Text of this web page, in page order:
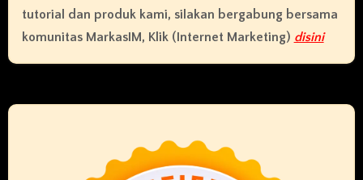
tutorial dan produk kami, silakan bergabung bersama
komunitas MarkasIM, Klik (Internet Marketing) disini